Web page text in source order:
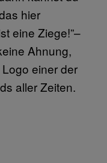
hier
eine Ziege!”–
Ahnung,
Logo einer der
aller Zeiten.